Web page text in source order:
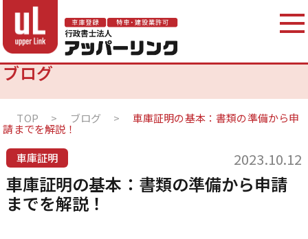
ブログ
TOP > ブログ > 車庫証明の基本：書類の準備から申
請までを解説！
車庫証明
2023.10.12
車庫証明の基本：書類の準備から申請
までを解説！